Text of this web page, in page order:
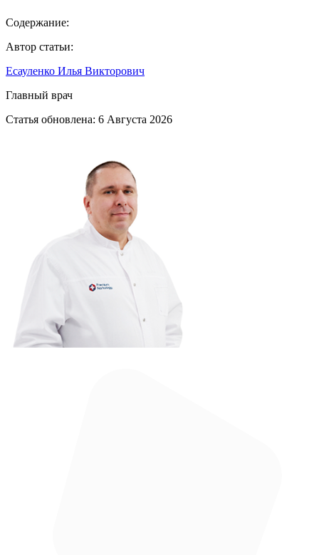
Содержание:
Автор статьи:
Есауленко Илья Викторович
Главный врач
Статья обновлена: 6 Августа 2026